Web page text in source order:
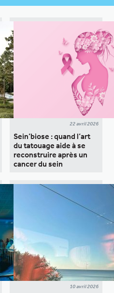
22 avril 2026
Sein’biose : quand l’art
du tatouage aide à se
reconstruire après un
cancer du sein
10 avril 2026